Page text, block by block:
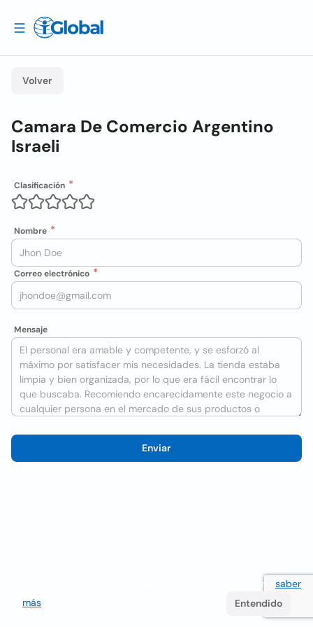
Volver
Camara De Comercio Argentino
Israeli
Clasificación
Nombre
Correo electrónico
Mensaje
Enviar
Utilizamos cookies para mejorar la experiencia del usuario saber
más
Entendido